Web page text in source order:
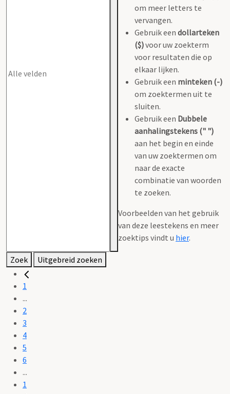
om meer letters te
vervangen.
Gebruik een dollarteken
($)voor uw zoekterm
voor resultaten die op
elkaar lijken.
Gebruik een minteken (-)
om zoektermen uit te
sluiten.
Gebruik een Dubbele
aanhalingstekens (" ")
aan het begin en einde
van uw zoektermen om
naar de exacte
combinatie van woorden
te zoeken.
Voorbeelden van het gebruik
van deze leestekens en meer
zoektips vindt u hier.
Zoek Uitgebreid zoeken
1
...
2
3
4
5
6
...
1